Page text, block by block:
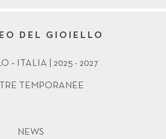
DEL GIOIELLO
– ITALIA | 2025 - 2027
TEMPORANEE
NEWS